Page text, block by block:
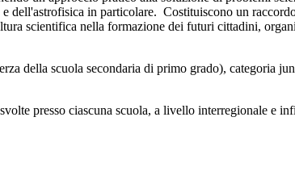
dell'astrofisica in particolare. Costituiscono un
scientifica nella formazione dei futuri cittadini,
della scuola secondaria di primo grado), categoria
presso ciascuna scuola, a livello interregionale e